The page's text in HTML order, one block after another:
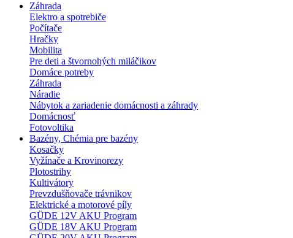
Záhrada
Elektro a spotrebiče
Počítače
Hračky
Mobilita
Pre deti a štvornohých miláčikov
Domáce potreby
Záhrada
Náradie
Nábytok a zariadenie domácnosti a záhrady
Domácnosť
Fotovoltika
Bazény, Chémia pre bazény
Kosačky
Vyžínače a Krovinorezy
Plotostrihy
Kultivátory
Prevzdušňovače trávnikov
Elektrické a motorové píly
GÜDE 12V AKU Program
GÜDE 18V AKU Program